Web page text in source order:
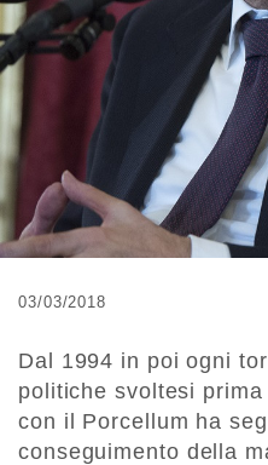
03/03/2018
Dal 1994 in poi ogni
politiche svoltesi
con il Porcellum ha
conseguimento della